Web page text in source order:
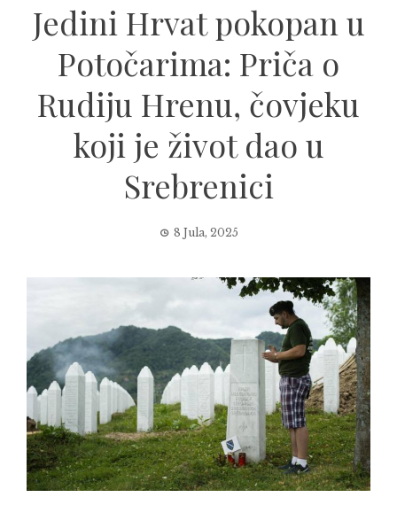
Jedini Hrvat pokopan u
Potočarima: Priča o
Rudiju Hrenu, čovjeku
koji je život dao u
Srebrenici
8 Jula, 2025